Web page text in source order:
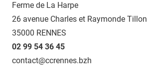
Ferme de La Harpe
26 avenue Charles et Raymonde Tillon
35000 RENNES
02 99 54 36 45
contact@ccrennes.bzh